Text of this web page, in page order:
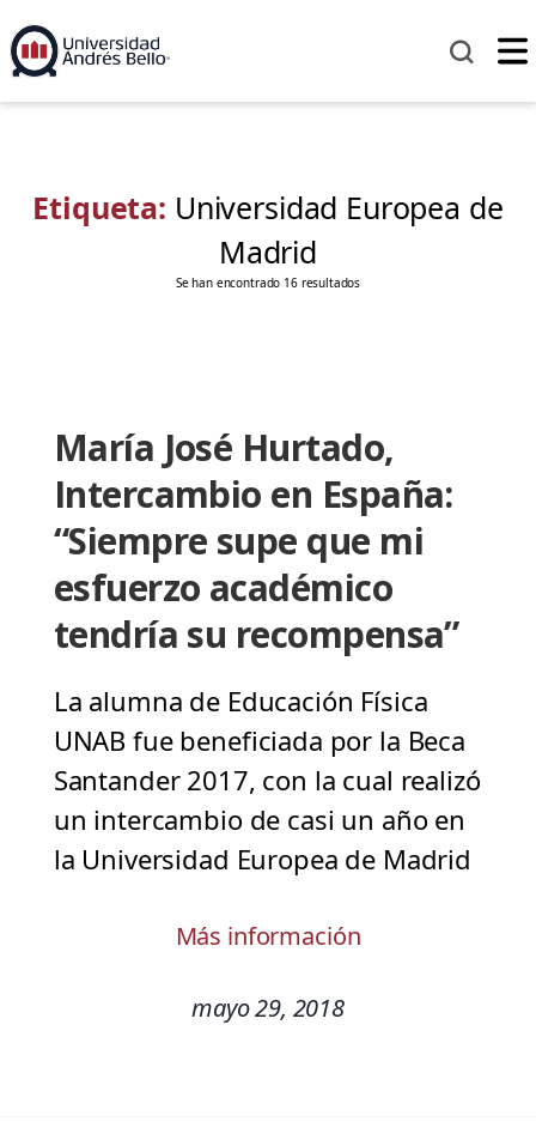
Etiqueta: Universidad Europea de
Madrid
Se han encontrado 16 resultados
María José Hurtado,
Intercambio en España:
“Siempre supe que mi
esfuerzo académico
tendría su recompensa”
La alumna de Educación Física
UNAB fue beneficiada por la Beca
Santander 2017, con la cual realizó
un intercambio de casi un año en
la Universidad Europea de Madrid
Más información
mayo 29, 2018